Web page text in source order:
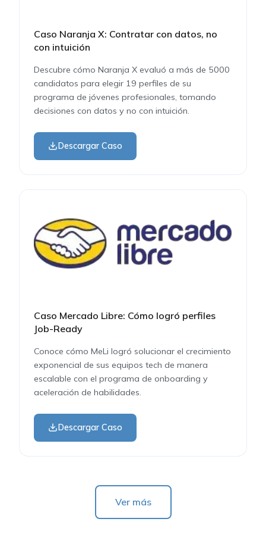
Caso Naranja X: Contratar con datos, no
con intuición
Descubre cómo Naranja X evaluó a más de 5000
candidatos para elegir 19 perfiles de su
programa de jóvenes profesionales, tomando
decisiones con datos y no con intuición.
Descargar Caso
Caso Mercado Libre: Cómo logró perfiles
Job-Ready
Conoce cómo MeLi logró solucionar el crecimiento
exponencial de sus equipos tech de manera
escalable con el programa de onboarding y
aceleración de habilidades.
Descargar Caso
Ver más